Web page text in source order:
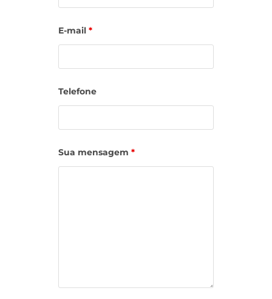
E-mail *
Telefone
Sua mensagem *